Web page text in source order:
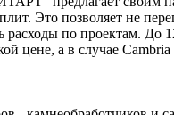
Это позволяет не
расходы по проектам. До
цене, а в случае Cambria